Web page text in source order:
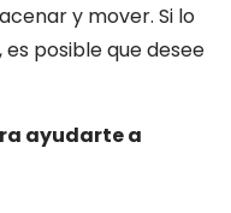
y mover. Si lo
posible que desee
ayudarte a